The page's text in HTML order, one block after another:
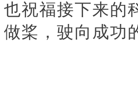
也祝福接下来的
做桨，驶向成功